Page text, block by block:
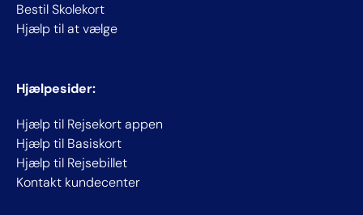
Bestil Skolekort
Hjælp til at vælge
Hjælpesider:
Hjælp til Rejsekort appen
Hjælp til Basiskort
Hjælp til Rejsebillet
Kontakt kundecenter